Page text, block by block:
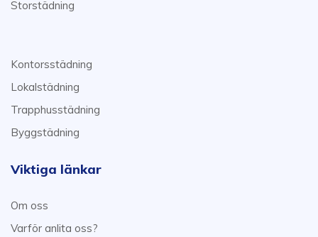
Storstädning
Kontorsstädning
Lokalstädning
Trapphusstädning
Byggstädning
Viktiga länkar
Om oss
Varför anlita oss?